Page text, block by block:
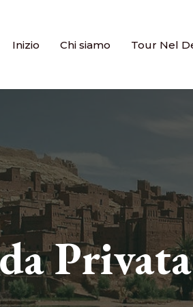
Inizio Chi siamo Tour Nel